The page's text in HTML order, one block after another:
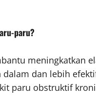
paru?
meningkatkan
dan lebih
paru obstruktif